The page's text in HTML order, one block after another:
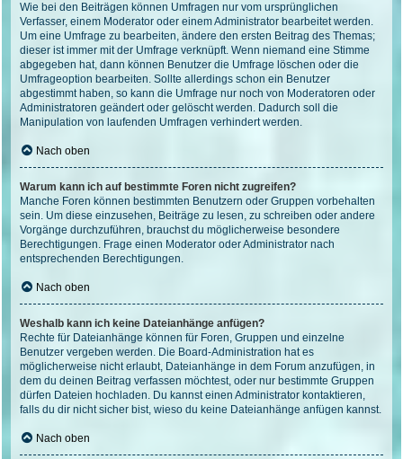
Wie bei den Beiträgen können Umfragen nur vom ursprünglichen
Verfasser, einem Moderator oder einem Administrator bearbeitet werden.
Um eine Umfrage zu bearbeiten, ändere den ersten Beitrag des Themas;
dieser ist immer mit der Umfrage verknüpft. Wenn niemand eine Stimme
abgegeben hat, dann können Benutzer die Umfrage löschen oder die
Umfrageoption bearbeiten. Sollte allerdings schon ein Benutzer
abgestimmt haben, so kann die Umfrage nur noch von Moderatoren oder
Administratoren geändert oder gelöscht werden. Dadurch soll die
Manipulation von laufenden Umfragen verhindert werden.
Nach oben
Warum kann ich auf bestimmte Foren nicht zugreifen?
Manche Foren können bestimmten Benutzern oder Gruppen vorbehalten
sein. Um diese einzusehen, Beiträge zu lesen, zu schreiben oder andere
Vorgänge durchzuführen, brauchst du möglicherweise besondere
Berechtigungen. Frage einen Moderator oder Administrator nach
entsprechenden Berechtigungen.
Nach oben
Weshalb kann ich keine Dateianhänge anfügen?
Rechte für Dateianhänge können für Foren, Gruppen und einzelne
Benutzer vergeben werden. Die Board-Administration hat es
möglicherweise nicht erlaubt, Dateianhänge in dem Forum anzufügen, in
dem du deinen Beitrag verfassen möchtest, oder nur bestimmte Gruppen
dürfen Dateien hochladen. Du kannst einen Administrator kontaktieren,
falls du dir nicht sicher bist, wieso du keine Dateianhänge anfügen kannst.
Nach oben